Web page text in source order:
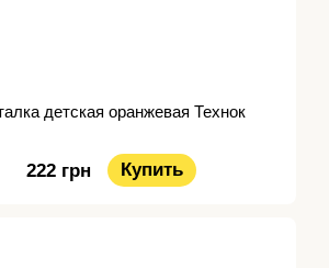
детская оранжевая Технок
222 грн Купить